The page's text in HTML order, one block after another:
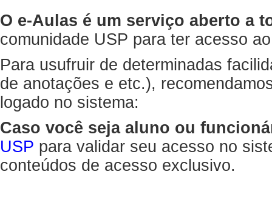
O e-Aulas é um serviço aberto a
comunidade USP para ter acesso
Para usufruir de determinadas
de anotações e etc.),
logado no sistema:
Caso você seja aluno ou
USP para validar seu acesso no
conteúdos de acesso exclusivo.